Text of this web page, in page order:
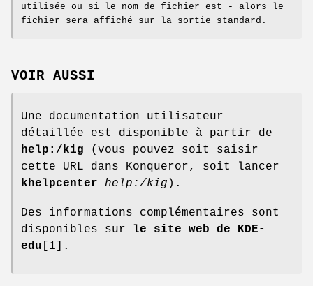
utilisée ou si le nom de fichier est - alors le
fichier sera affiché sur la sortie standard.
VOIR AUSSI
Une documentation utilisateur
détaillée est disponible à partir de
help:/kig (vous pouvez soit saisir
cette URL dans Konqueror, soit lancer
khelpcenter
help:/kig ).
Des informations complémentaires sont
disponibles sur le site web de KDE-
edu [1].